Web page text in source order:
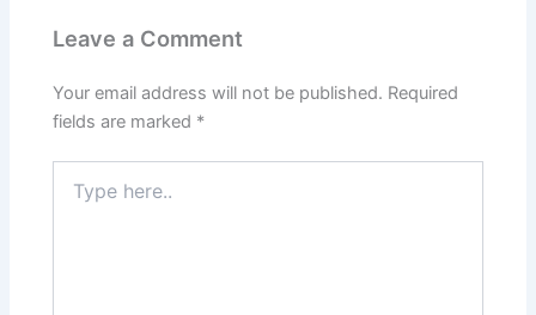
Leave a Comment
Your email address will not be published. Required
fields are marked *
here..